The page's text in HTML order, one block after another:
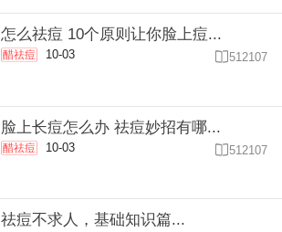
怎么祛痘 10个原则让你脸上痘...
醋祛痘 10-03 512107
脸上长痘怎么办 祛痘妙招有哪...
醋祛痘 10-03 512107
祛痘不求人，基础知识篇...